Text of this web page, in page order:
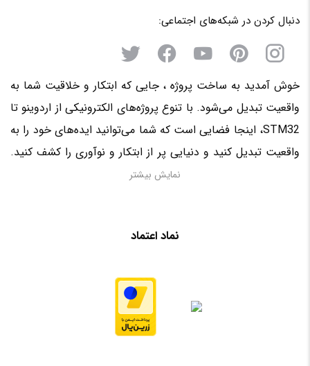
دنبال کردن در شبکه‌های اجتماعی:
خوش آمدید به ساخت پروژه ، جایی که ابتکار و خلاقیت شما به
واقعیت تبدیل می‌شود. با تنوع پروژه‌های الکترونیکی از اردوینو تا
STM32، اینجا فضایی است که شما می‌توانید ایده‌های خود را به
واقعیت تبدیل کنید و دنیایی پر از ابتکار و نوآوری را کشف کنید.
منتظر حضور فعال شما در این سرزمین الکترونیکی هستیم!
نمایش بیشتر
نماد اعتماد